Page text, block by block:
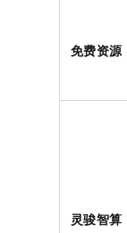
免费资源
灵骏智算